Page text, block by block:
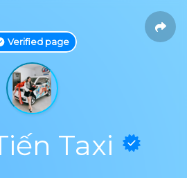
Verified page
Taxi